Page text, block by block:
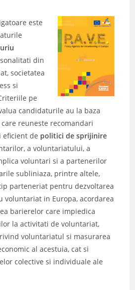
este
din
societatea
si
pe
candidaturile au la baza
care reuneste recomandari
eficient de politici de sprijinire
a voluntariatului, a
voluntari si a partenerilor
subliniaza, printre altele,
parteneriat pentru dezvoltarea
in Europa, acordarea
barierelor care impiedica
la activitati de voluntariat,
voluntariatul si masurarea
al acestuia, cat si
colective si individuale ale